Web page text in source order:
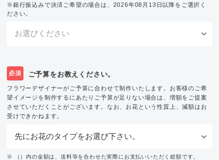
※銀行振込みで決済ご希望の場合は、2026年08月13日以降をご選択く
ださい。
必須 ご予算をお教えください。
フラワーデザイナーがご予算に合わせて制作いたします。お客様のご希
望イメージを制作するにあたりご予算が足りない場合は、増額をご提案
させていただくことがございます。なお、お花という性質上、減額はお
受けできかねます。
※ （）内の金額は、送料等を合わせた実際にお支払いいただく総額です。